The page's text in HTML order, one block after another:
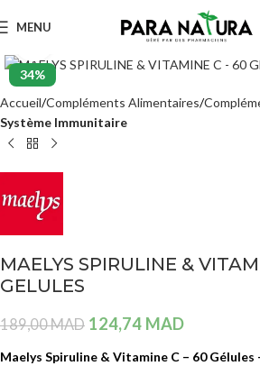
MENU
34%
Accueil Compléments Alimentaires
Système Immunitaire
MAELYS SPIRULINE &
GELULES
189,00MAD 124,74 MAD
Maelys Spiruline & Vitamine C – 60 Gélules